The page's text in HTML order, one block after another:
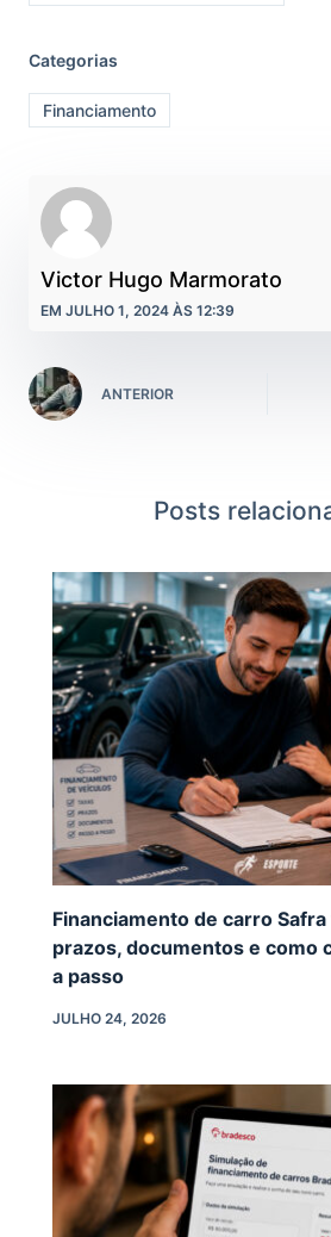
Categorias
Financiamento
Victor Hugo Marmorato
EM JULHO 1, 2024 ÀS 12:39
ANTERIOR
Posts
Financiamento de carro Safra
prazos, documentos e como
a passo
JULHO 24, 2026